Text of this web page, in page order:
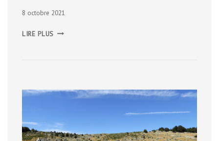
8 octobre 2021
LIRE PLUS FORÊT